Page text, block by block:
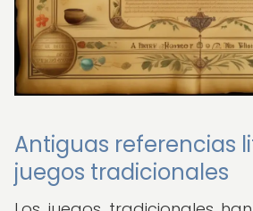
Antiguas referencias
juegos tradicionales